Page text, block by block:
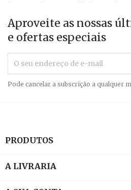
Aproveite as nossas
e ofertas especiais
Pode cancelar a subscrição a qualquer
PRODUTOS
A LIVRARIA